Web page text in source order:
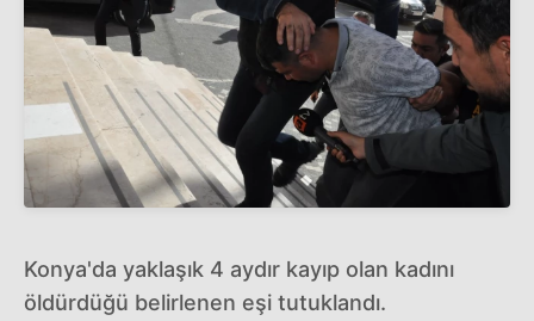
Konya'da yaklaşık 4 aydır kayıp olan kadını
öldürdüğü belirlenen eşi tutuklandı.